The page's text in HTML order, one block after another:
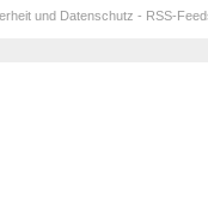
und Datenschutz - RSS-